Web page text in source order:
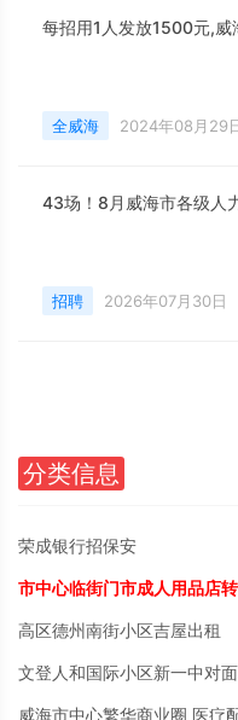
全威海 2024年08月29
招聘 2026年07月30日
分类信息
荣成银行招保安
市中心临街门市成人用品店
高区德州南街小区吉屋出租
文登人和国际小区新一中对
威海市中心繁华商业圈 医疗